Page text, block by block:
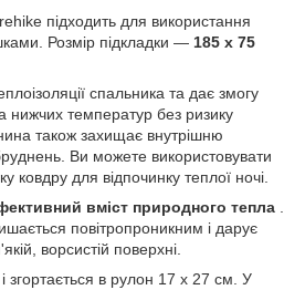
підходить для використання
Розмір підкладки — 185 x 75
спальника та дає змогу
нижчих температур без ризику
також захищає внутрішню
Ви можете використовувати
ковдру для відпочинку теплої ночі.
вміст природного тепла
повітропроникним і дарує
ворсистій поверхні.
і згортається в рулон 17 x 27 см. У